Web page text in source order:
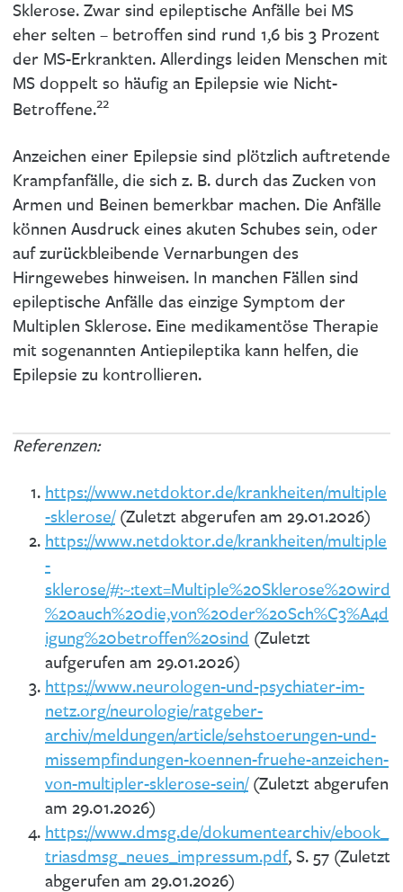
Sklerose. Zwar sind epileptische Anfälle bei MS
eher selten – betroffen sind rund 1,6 bis 3 Prozent
der MS-Erkrankten. Allerdings leiden Menschen mit
MS doppelt so häufig an Epilepsie wie Nicht-
Betroffene.22
Anzeichen einer Epilepsie sind plötzlich auftretende
Krampfanfälle, die sich z. B. durch das Zucken von
Armen und Beinen bemerkbar machen. Die Anfälle
können Ausdruck eines akuten Schubes sein, oder
auf zurückbleibende Vernarbungen des
Hirngewebes hinweisen. In manchen Fällen sind
epileptische Anfälle das einzige Symptom der
Multiplen Sklerose. Eine medikamentöse Therapie
mit sogenannten Antiepileptika kann helfen, die
Epilepsie zu kontrollieren.
Referenzen:
https://www.netdoktor.de/krankheiten/multiple
-sklerose/(Zuletzt abgerufen am 29.01.2026)
https://www.netdoktor.de/krankheiten/multiple
-
sklerose/#:~:text=Multiple%20Sklerose%20wird
%20auch%20die,von%20der%20Sch%C3%A4d
igung%20betroffen%20sind (Zuletzt
aufgerufen am 29.01.2026)
https://www.neurologen-und-psychiater-im-
netz.org/neurologie/ratgeber-
archiv/meldungen/article/sehstoerungen-und-
missempfindungen-koennen-fruehe-anzeichen-
von-multipler-sklerose-sein/(Zuletzt abgerufen
am 29.01.2026)
https://www.dmsg.de/dokumentearchiv/ebook_
triasdmsg_neues_impressum.pdf, S. 57 (Zuletzt
abgerufen am 29.01.2026)